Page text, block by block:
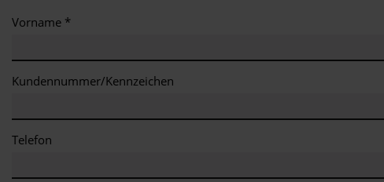
Vorname *
Kundennummer/Kennzeichen
Telefon